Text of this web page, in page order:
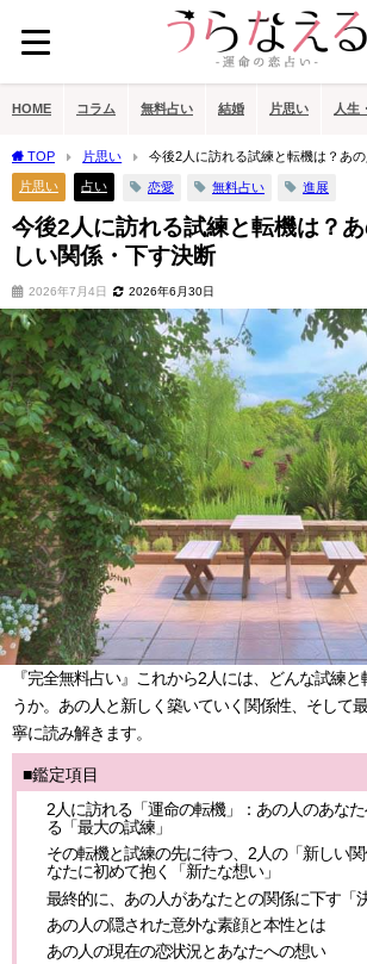
HOME コラム 無料占い 結婚 片思い 人生
TOP 片思い
今後2人に訪れる試練と転機は？あ
す決断
片思い 占い 恋愛 無料占い 進展
今後2人に訪れる試練と転機は？
しい関係・下す決断
2026年7月4日 2026年6月30日
『完全無料占い』これから2人には、どんな試練
うか。あの人と新しく築いていく関係性、そして
寧に読み解きます。
■鑑定項目
2人に訪れる「運命の転機」：あの人のあな
る「最大の試練」
その転機と試練の先に待つ、2人の「新しい
なたに初めて抱く「新たな想い」
最終的に、あの人があなたとの関係に下す「
あの人の隠された意外な素顔と本性とは
あの人の現在の恋状況とあなたへの想い